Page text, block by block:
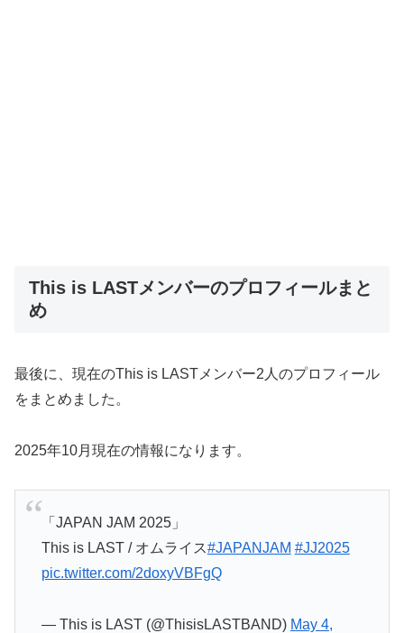
This is LASTメンバーのプロフィールまと
め
最後に、現在のThis is LASTメンバー2人のプロフィール
をまとめました。
2025年10月現在の情報になります。
「JAPAN JAM 2025」
This is LAST / オムライス#JAPANJAM #JJ2025
pic.twitter.com/2doxyVBFgQ
— This is LAST (@ThisisLASTBAND) May 4,